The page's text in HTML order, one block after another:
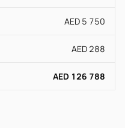
AED 5 750
AED 288
AED 126 788